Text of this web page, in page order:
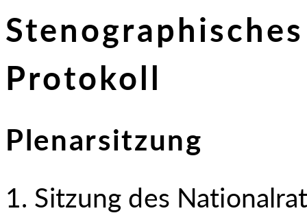
Stenographisches
Protokoll
Plenarsitzung
1. Sitzung des